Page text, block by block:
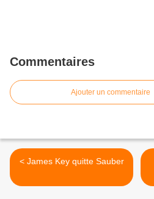
Commentaires
Ajouter un commentaire
< James Key quitte Sauber